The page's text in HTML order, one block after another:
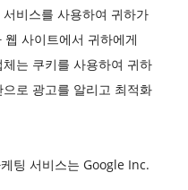
비스를 사용하여 귀하가
사이트에서 귀하에게
는 쿠키를 사용하여 귀하
로 광고를 알리고 최적화
팅 서비스는 Google Inc.